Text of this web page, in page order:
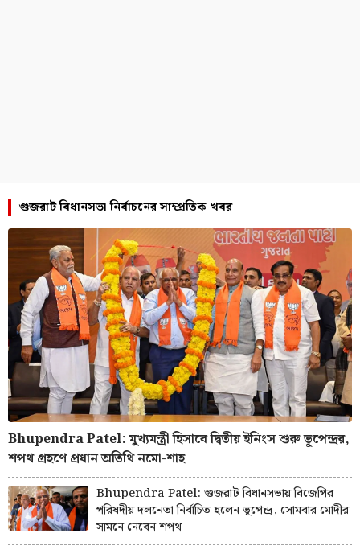
গুজরাট বিধানসভা নির্বাচনের সাম্প্রতিক খবর
Bhupendra Patel: মুখ্যমন্ত্রী হিসাবে দ্বিতীয় ইনিংস শুরু ভূপেন্দ্রর,
শপথ গ্রহণে প্রধান অতিথি নমো-শাহ
Bhupendra Patel: গুজরাট বিধানসভায় বিজেপির
পরিষদীয় দলনেতা নির্বাচিত হলেন ভূপেন্দ্র, সোমবার মোদীর
সামনে নেবেন শপথ